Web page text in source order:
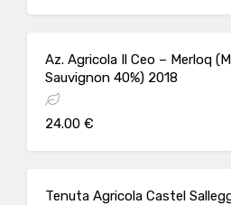
Az. Agricola Il Ceo – Merloq
Sauvignon 40%) 2018
24.00 €
Tenuta Agricola Castel